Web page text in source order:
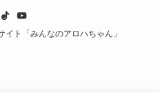
ト「みんなのアロハちゃん」